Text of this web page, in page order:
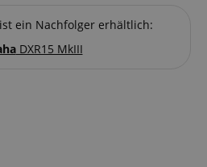
ein Nachfolger erhältlich:
DXR15 MkIII